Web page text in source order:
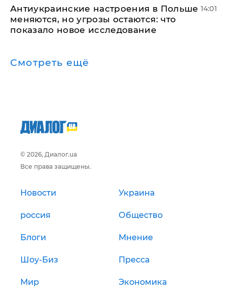
Антиукраинские настроения в Польше
меняются, но угрозы остаются: что
показало новое исследование
14:01
Смотреть ещё
© 2026, Диалог.ua
Все права защищены.
Новости Украина
россия Общество
Блоги Мнение
Шоу-Биз Пресса
Мир Экономика